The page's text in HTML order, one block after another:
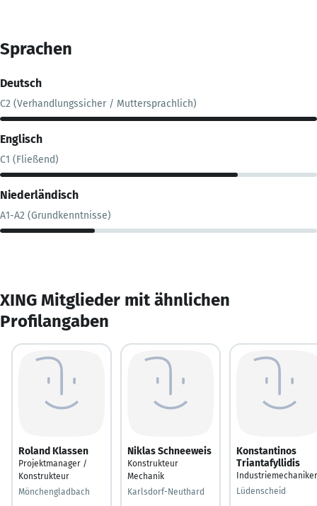
Sprachen
Deutsch
C2 (Verhandlungssicher / Muttersprachlich)
Englisch
C1 (Fließend)
Niederländisch
A1-A2 (Grundkenntnisse)
XING Mitglieder mit ähnlichen
Profilangaben
Roland Klassen
Projektmanager /
Konstrukteur
Mönchengladbach
Niklas Schneeweis
Konstrukteur
Mechanik
Karlsdorf-Neuthard
Konstantinos
Triantafyllidis
Industriemechaniker
Lüdenscheid